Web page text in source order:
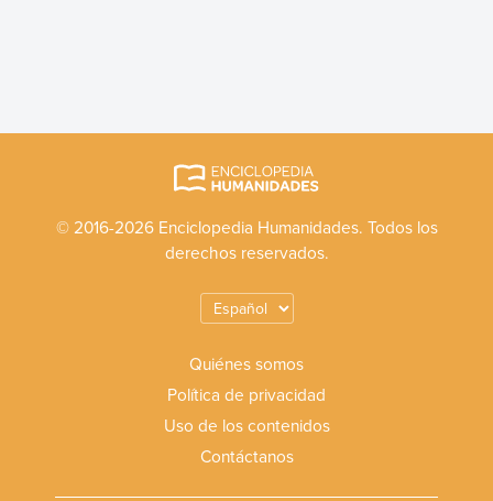
© 2016-2026 Enciclopedia Humanidades. Todos los
derechos reservados.
Quiénes somos
Política de privacidad
Uso de los contenidos
Contáctanos